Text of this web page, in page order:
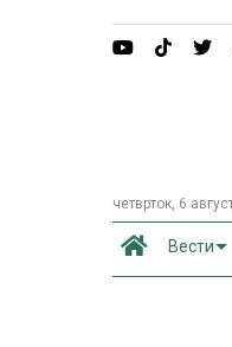
четврток, 6
Вести